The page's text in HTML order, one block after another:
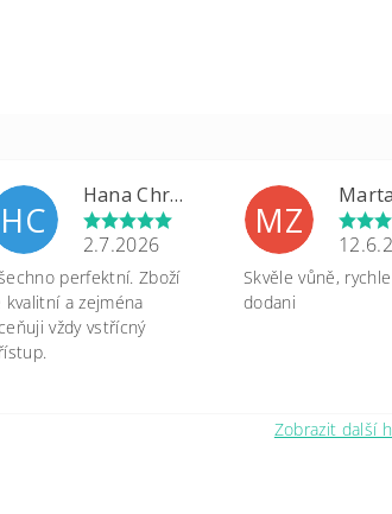
HC
Hana Chrastinová
2.7.2026
perfektní. Zboží
kvalitní a zejména
vždy vstřícný
MZ
Skvěle vůně, rychle
dodani
Zobrazit další